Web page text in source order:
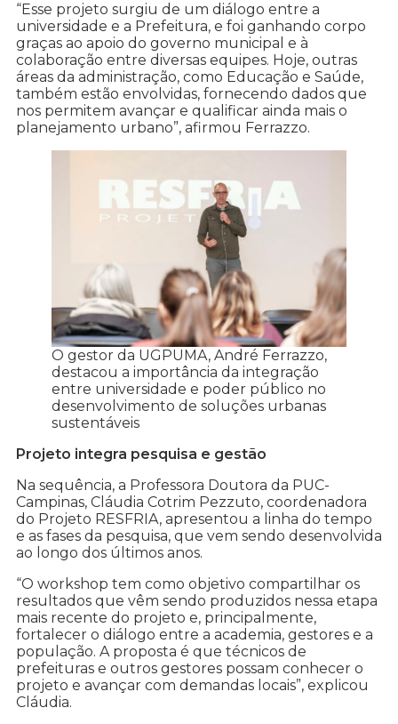
“Esse projeto surgiu de um diálogo entre a
universidade e a Prefeitura, e foi ganhando corpo
graças ao apoio do governo municipal e à
colaboração entre diversas equipes. Hoje, outras
áreas da administração, como Educação e Saúde,
também estão envolvidas, fornecendo dados que
nos permitem avançar e qualificar ainda mais o
planejamento urbano”, afirmou Ferrazzo.
O gestor da UGPUMA, André Ferrazzo,
destacou a importância da integração
entre universidade e poder público no
desenvolvimento de soluções urbanas
sustentáveis
Projeto integra pesquisa e gestão
Na sequência, a Professora Doutora da PUC-
Campinas, Cláudia Cotrim Pezzuto, coordenadora
do Projeto RESFRIA, apresentou a linha do tempo
e as fases da pesquisa, que vem sendo desenvolvida
ao longo dos últimos anos.
“O workshop tem como objetivo compartilhar os
resultados que vêm sendo produzidos nessa etapa
mais recente do projeto e, principalmente,
fortalecer o diálogo entre a academia, gestores e a
população. A proposta é que técnicos de
prefeituras e outros gestores possam conhecer o
projeto e avançar com demandas locais”, explicou
Cláudia.